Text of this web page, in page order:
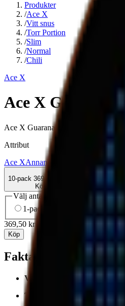
Produkter
/Ace X
/Vitt snus
/Torr Portion
/Slim
/Normal
/Chili
Ace X
Ace X Guarana
Ace X Guarana Chili Boost är ett
Attribut
Ace XAnnan smak Slim
10-pack 369,50 kr
Köp
Välj antal dosor
1-pack
369,50 kr
Köp
Fakta om Ace X
Varumärke:
Tillverkare: